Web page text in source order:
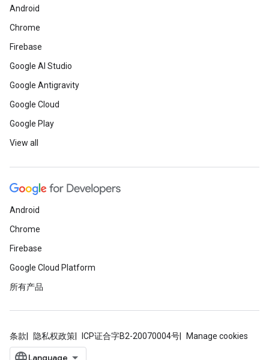
Android
Chrome
Firebase
Google AI Studio
Google Antigravity
Google Cloud
Google Play
View all
Android
Chrome
Firebase
Google Cloud Platform
所有产品
条款 隐私权政策 ICP证合字B2-20070004号 Manage cookies